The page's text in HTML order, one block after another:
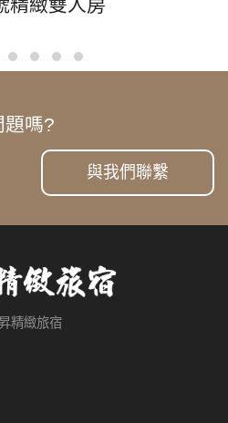
精緻雙人房
題嗎?
與我們聯繫
精緻旅宿